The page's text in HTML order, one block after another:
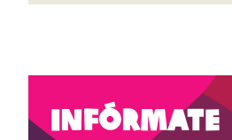
Infórmate